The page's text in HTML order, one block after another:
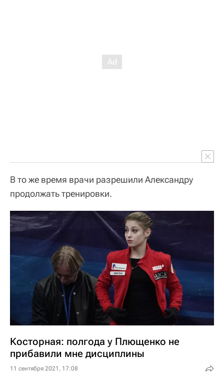
В то же время врачи разрешили Александру
продолжать тренировки.
Косторная: полгода у Плющенко не
прибавили мне дисциплины
11 сентября 2021, 17:08